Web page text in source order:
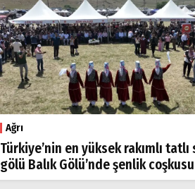
Ağrı
Türkiye’nin en yüksek rakımlı tatlı
gölü Balık Gölü’nde şenlik coşkusu